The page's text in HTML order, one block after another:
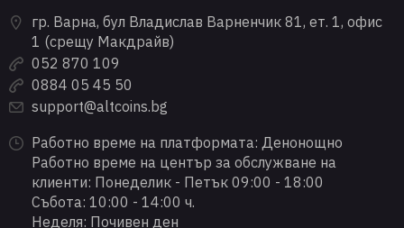
гр. Варна, бул Владислав Варненчик 81, ет. 1, офис
1 (срещу Макдрайв)
052 870 109
0884 05 45 50
support@altcoins.bg
Работно време на платформата: Денонощно
Работно време на център за обслужване на
клиенти: Понеделик - Петък 09:00 - 18:00
Събота: 10:00 - 14:00 ч.
Неделя: Почивен ден